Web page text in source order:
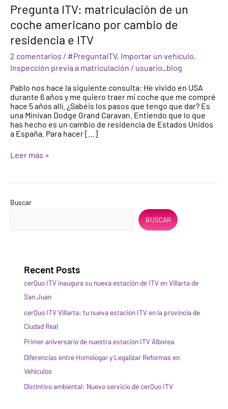
Pregunta ITV: matriculación de un
coche americano por cambio de
residencia e ITV
2 comentarios / #PreguntaITV, Importar un vehículo,
Inspección previa a matriculación / usuario_blog
Pablo nos hace la siguiente consulta: He vivido en USA
durante 6 años y me quiero traer mi coche que me compré
hace 5 años allí. ¿Sabéis los pasos que tengo que dar? Es
una Minivan Dodge Grand Caravan. Entiendo que lo que
has hecho es un cambio de residencia de Estados Unidos
a España. Para hacer […]
Pregunta
ITV:
matriculación
un
coche
americano
por
de
residencia
e
ITV
Leer más »
Buscar
BUSCAR
Recent Posts
cerQuo ITV inaugura su nueva estación de ITV en Villarta de
San Juan
cerQuo ITV Villarta: tu nueva estación ITV en la provincia de
Ciudad Real
Primer aniversario de nuestra estación ITV Alborea
Diferencias entre Homologar y Legalizar Reformas en
Vehículos
Distintivo ambiental: Nuevo servicio de cerQuo ITV